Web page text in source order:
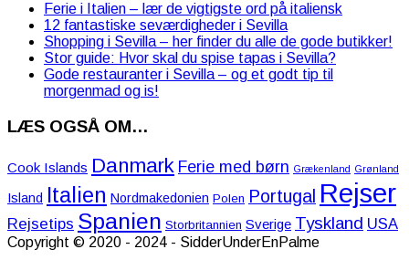
Ferie i Italien – lær de vigtigste ord på italiensk
12 fantastiske seværdigheder i Sevilla
Shopping i Sevilla – her finder du alle de gode butikker!
Stor guide: Hvor skal du spise tapas i Sevilla?
Gode restauranter i Sevilla – og et godt tip til
morgenmad og is!
LÆS OGSÅ OM…
Cook Islands Danmark Ferie med børn Grækenland Grønland
Island Italien Nordmakedonien Polen Portugal Rejser
Rejsetips Spanien Storbritannien Sverige Tyskland USA
Copyright © 2020 - 2024 - SidderUnderEnPalme